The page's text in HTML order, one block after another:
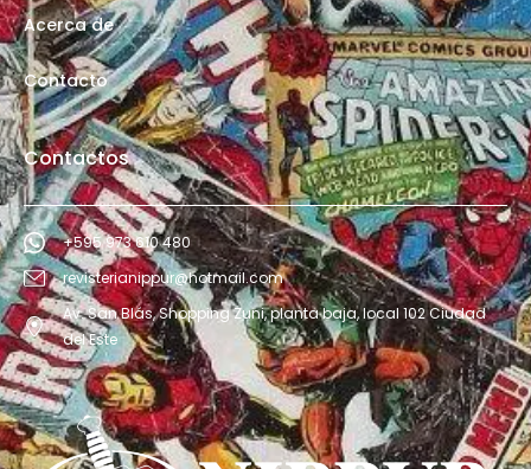
Acerca de
Contacto
Contactos
+595 973 610 480
revisterianippur@hotmail.com
Av. San Blás, Shopping Zuni, planta baja, local 102 Ciudad
del Este